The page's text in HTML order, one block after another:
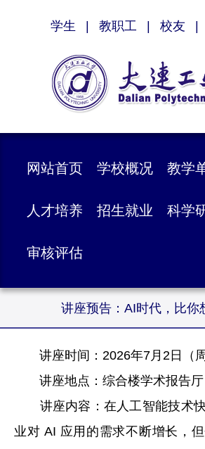
学生 教职工 校友
网站首页 学校概况 教学
人才培养 招生就业 科学
审核评估
讲座预告：AI时代，比你
讲座时间：2026年7月2日（
讲座地点：综合楼学术报告厅
讲座内容：在人工智能技术快
业对 AI 应用的需求不断增长，